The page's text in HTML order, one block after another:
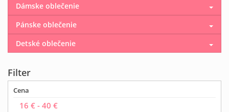
Dámske oblečenie
Pánske oblečenie
Detské oblečenie
Filter
Cena